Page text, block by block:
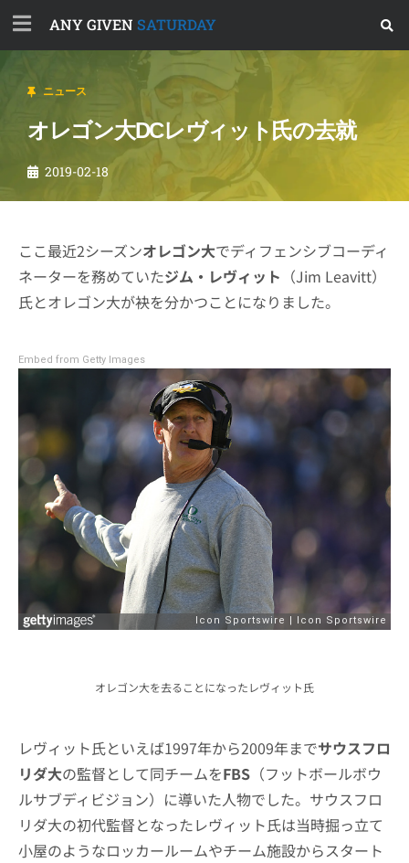
ANY GIVEN SATURDAY
ニュース
オレゴン大DCレヴィット氏の去就
2019-02-18
ここ最近2シーズンオレゴン大でディフェンシブコーディ
ネーターを務めていたジム・レヴィット （Jim Leavitt）
氏とオレゴン大が袂を分かつことになりました。
Embed from Getty Images
オレゴン大を去ることになったレヴィット氏
レヴィット氏といえば1997年から2009年までサウスフロ
リダ大の監督として同チームをFBS （フットボールボウ
ルサブディビジョン）に導いた人物でした。サウスフロ
リダ大の初代監督となったレヴィット氏は当時掘っ立て
小屋のようなロッカールームやチーム施設からスタート